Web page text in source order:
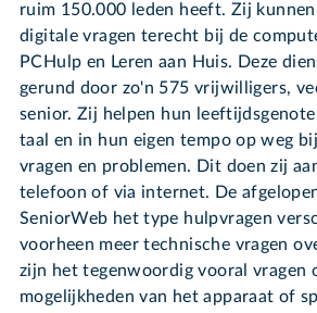
ruim 150.000 leden heeft. Zij
digitale vragen terecht bij de
PCHulp en Leren aan Huis. Deze
gerund door zo'n 575 vrijwilligers,
senior. Zij helpen hun
taal en in hun eigen tempo op weg
vragen en problemen. Dit doen zij
telefoon of via internet. De
SeniorWeb het type hulpvragen
voorheen meer technische vragen
zijn het tegenwoordig vooral vragen
mogelijkheden van het apparaat of